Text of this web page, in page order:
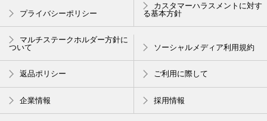
プライバシーポリシー
カスタマーハラスメントに対す
る基本方針
マルチステークホルダー方針に
ついて
ソーシャルメディア利用規約
返品ポリシー ご利用に際して
企業情報 採用情報